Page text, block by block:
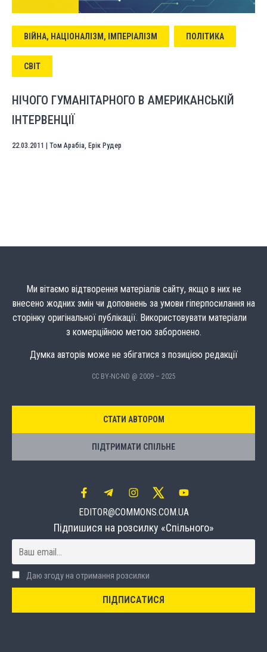
ВІЙНА, НАЦІОНАЛІЗМ, ІМПЕРІАЛІЗМ ПОЛІТИКА
СВІТ
НІЧОГО ГУМАНІТАРНОГО В АМЕРИКАНСЬКІЙ
ІНТЕРВЕНЦІЇ
22.03.2011 Том Арабіа, Ерік Рудер
Ми вітаємо відтворення матеріалів сайту, якщо в них не
внесено жодних змін чи доповнень за умови гіперпосилання на
сторінку оригінальної публікації. Використовувати матеріали
з комерційною метою заборонено.
Думка авторів може не збігатися з позицією редакції
CC BY-NC-ND @ 2009 – 2025
СТАТИ АВТОРОМ
ПІДТРИМАТИ СПІЛЬНЕ
EDITOR@COMMONS.COM.UA
Підпишися на розсилку «Спільного»
Даю згоду на отримання розсилки